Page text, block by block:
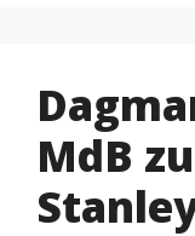
MdB